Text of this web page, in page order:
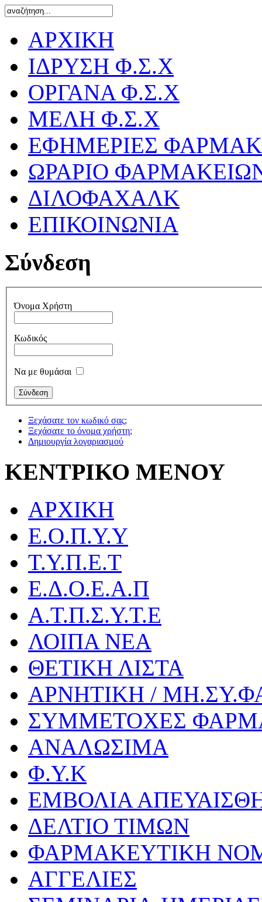
ΑΡΧΙΚΗ
ΙΔΡΥΣΗ Φ.Σ.Χ
ΟΡΓΑΝΑ Φ.Σ.Χ
ΜΕΛΗ Φ.Σ.Χ
ΕΦΗΜΕΡΙΕΣ
ΩΡΑΡΙΟ
ΔΙΛΟΦΑΧΑΛΚ
ΕΠΙΚΟΙΝΩΝΙΑ
Σύνδεση
Όνομα Χρήστη
Κωδικός
Να με θυμάσαι
Ξεχάσατε τον κωδικό σας;
Ξεχάσατε το όνομα χρήστη;
Δημιουργία λογαριασμού
ΚΕΝΤΡΙΚΟ ΜΕΝΟΥ
ΑΡΧΙΚΗ
Ε.Ο.Π.Υ.Υ
Τ.Υ.Π.Ε.Τ
Ε.Δ.Ο.Ε.Α.Π
Α.Τ.Π.Σ.Υ.Τ.Ε
ΛΟΙΠΑ ΝΕΑ
ΘΕΤΙΚΗ ΛΙΣΤΑ
ΑΡΝΗΤΙΚΗ /
ΣΥΜΜΕΤΟΧΕΣ
ΑΝΑΛΩΣΙΜΑ
Φ.Υ.Κ
ΕΜΒΟΛΙΑ
ΔΕΛΤΙΟ ΤΙΜΩΝ
ΦΑΡΜΑΚΕΥΤΙΚΗ
ΑΓΓΕΛΙΕΣ